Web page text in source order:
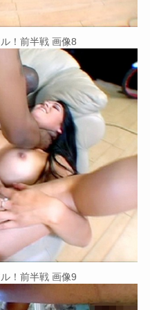
！前半戦 画像8
！前半戦 画像9